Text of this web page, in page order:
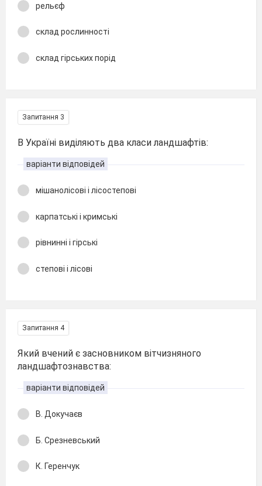
рельєф
склад рослинності
склад гірських порід
Запитання 3
В Україні виділяють два класи ландшафтів:
варіанти відповідей
мішанолісові і лісостепові
карпатські і кримські
рівнинні і гірські
степові і лісові
Запитання 4
Який вчений є засновником вітчизняного
ландшафтознавства:
варіанти відповідей
В. Докучаєв
Б. Срезневський
К. Геренчук